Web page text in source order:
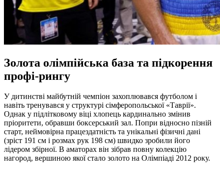
Золота олімпійська база та підкорення
профі-рингу
У дитинстві майбутній чемпіон захоплювався футболом і
навіть тренувався у структурі сімферопольської «Таврії».
Однак у підлітковому віці хлопець кардинально змінив
пріоритети, обравши боксерський зал. Попри відносно пізній
старт, неймовірна працездатність та унікальні фізичні дані
(зріст 191 см і розмах рук 198 см) швидко зробили його
лідером збірної. В аматорах він зібрав повну колекцію
нагород, вершиною якої стало золото на Олімпіаді 2012 року.